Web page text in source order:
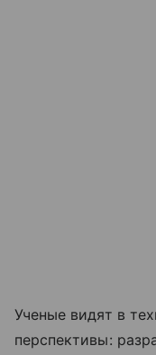
Ученые видят в
перспективы: